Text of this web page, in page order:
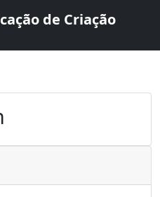
de Criação